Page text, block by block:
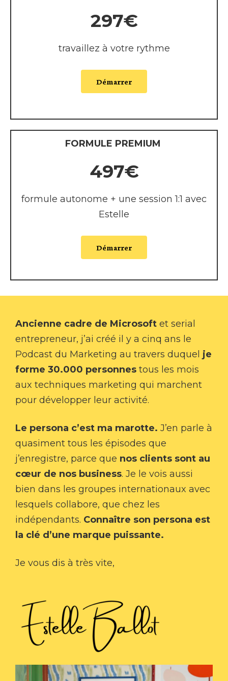
297€
travaillez à votre rythme
Démarrer
FORMULE PREMIUM
497€
formule autonome + une session 1:1 avec
Estelle
Démarrer
Ancienne cadre de Microsoft et serial
entrepreneur, j’ai créé il y a cinq ans le
Podcast du Marketing au travers duquel je
forme 30.000 personnes tous les mois
aux techniques marketing qui marchent
pour développer leur activité.
Le persona c’est ma marotte. J’en parle à
quasiment tous les épisodes que
j’enregistre, parce que nos clients sont au
cœur de nos business. Je le vois aussi
bien dans les groupes internationaux avec
lesquels collabore, que chez les
indépendants. Connaître son persona est
la clé d’une marque puissante.
Je vous dis à très vite,